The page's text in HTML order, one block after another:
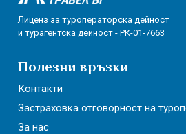
Лиценз за туроператорска дейност
и турагентска дейност - РК-01-7663
Полезни връзки
Контакти
Застраховка отговорност на
За нас